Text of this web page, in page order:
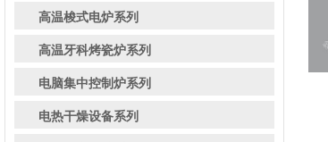
高温梭式电炉系列
高温牙科烤瓷炉系列
电脑集中控制炉系列
电热干燥设备系列